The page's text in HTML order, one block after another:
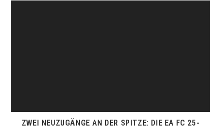
ZWEI NEUZUGÄNGE AN DER SPITZE: DIE EA FC 25-